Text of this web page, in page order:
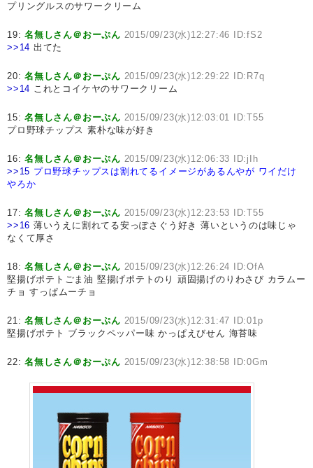
プリングルスのサワークリーム
19:名無しさん＠おーぷん 2015/09/23(水)12:27:46 ID:fS2
>>14 出てた
20:名無しさん＠おーぷん 2015/09/23(水)12:29:22 ID:R7q
>>14 これとコイケヤのサワークリーム
15:名無しさん＠おーぷん 2015/09/23(水)12:03:01 ID:T55
プロ野球チップス 素朴な味が好き
16:名無しさん＠おーぷん 2015/09/23(水)12:06:33 ID:jIh
>>15 プロ野球チップスは割れてるイメージがあるんやが ワイだけ
やろか
17:名無しさん＠おーぷん 2015/09/23(水)12:23:53 ID:T55
>>16 薄いうえに割れてる安っぽさぐう好き 薄いというのは味じゃ
なくて厚さ
18:名無しさん＠おーぷん 2015/09/23(水)12:26:24 ID:OfA
堅揚げポテトごま油 堅揚げポテトのり 頑固揚げのりわさび カラムー
チョ すっぱムーチョ
21:名無しさん＠おーぷん 2015/09/23(水)12:31:47 ID:01p
堅揚げポテト ブラックペッパー味 かっぱえびせん 海苔味
22:名無しさん＠おーぷん 2015/09/23(水)12:38:58 ID:0Gm